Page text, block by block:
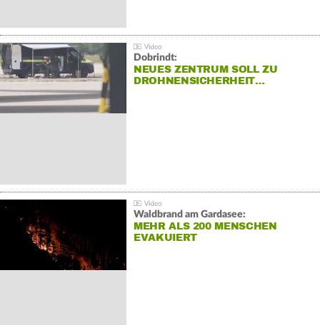
Dobrindt:
NEUES ZENTRUM SOLL ZU
DROHNENSICHERHEIT…
Waldbrand am Gardasee:
MEHR ALS 200 MENSCHEN
EVAKUIERT